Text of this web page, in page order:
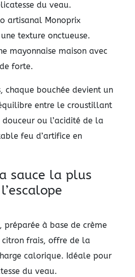
du veau.
artisanal Monoprix
texture onctueuse.
mayonnaise maison avec
forte.
chaque bouchée devient un
entre le croustillant
ou l’acidité de la
feu d’artifice en
sauce la plus
préparée à base de crème
citron frais, offre de la
calorique. Idéale pour
du veau.